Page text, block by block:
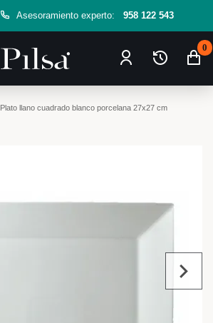
Asesoramiento experto: 958 122 543
0
Plato llano cuadrado blanco porcelana 27x27 cm